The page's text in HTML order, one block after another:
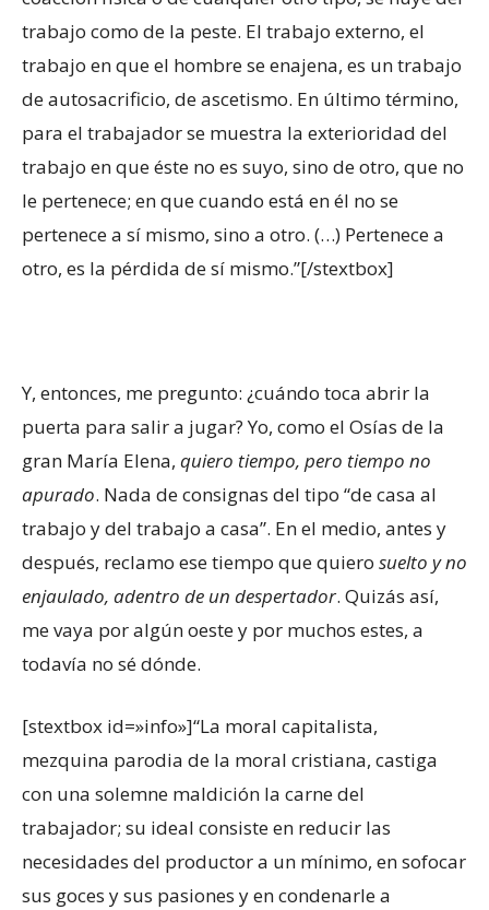
trabajo como de la peste. El trabajo externo, el
trabajo en que el hombre se enajena, es un trabajo
de autosacrificio, de ascetismo. En último término,
para el trabajador se muestra la exterioridad del
trabajo en que éste no es suyo, sino de otro, que no
le pertenece; en que cuando está en él no se
pertenece a sí mismo, sino a otro. (…) Pertenece a
otro, es la pérdida de sí mismo.”[/stextbox]
Y, entonces, me pregunto: ¿cuándo toca abrir la
puerta para salir a jugar? Yo, como el Osías de la
gran María Elena, quiero tiempo, pero tiempo no
apurado. Nada de consignas del tipo “de casa al
trabajo y del trabajo a casa”. En el medio, antes y
después, reclamo ese tiempo que quiero suelto y no
enjaulado, adentro de un despertador. Quizás así,
me vaya por algún oeste y por muchos estes, a
todavía no sé dónde.
[stextbox id=»info»]“La moral capitalista,
mezquina parodia de la moral cristiana, castiga
con una solemne maldición la carne del
trabajador; su ideal consiste en reducir las
necesidades del productor a un mínimo, en sofocar
sus goces y sus pasiones y en condenarle a